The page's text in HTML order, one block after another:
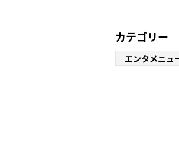
カテゴリー
エンタメニュ